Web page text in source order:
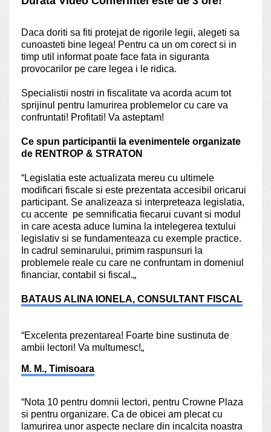
Daca doriti sa fiti protejat de rigorile legii, alegeti sa
cunoasteti bine legea! Pentru ca un om corect si in
timp util informat poate face fata in siguranta
provocarilor pe care legea i le ridica.
Specialistii nostri in fiscalitate va acorda acum tot
sprijinul pentru lamurirea problemelor cu care va
confruntati! Profitati! Va asteptam!
Ce spun participantii la evenimentele organizate
de RENTROP & STRATON
“Legislatia este actualizata mereu cu ultimele
modificari fiscale si este prezentata accesibil oricarui
participant. Se analizeaza si interpreteaza legislatia,
cu accente pe semnificatia fiecarui cuvant si modul
in care acesta aduce lumina la intelegerea textului
legislativ si se fundamenteaza cu exemple practice.
In cadrul seminarului, primim raspunsuri la
problemele reale cu care ne confruntam in domeniul
financiar, contabil si fiscal.„
BATAUS ALINA IONELA, CONSULTANT FISCAL
“Excelenta prezentarea! Foarte bine sustinuta de
ambii lectori! Va multumesc!„
M. M., Timisoara
“Nota 10 pentru domnii lectori, pentru Crowne Plaza
si pentru organizare. Ca de obicei am plecat cu
lamurirea unor aspecte neclare din incalcita noastra